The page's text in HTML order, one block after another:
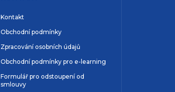
Kontakt
Obchodní podmínky
Zpracování osobních údajů
Obchodní podmínky pro e-learning
Formulář pro odstoupení od
smlouvy